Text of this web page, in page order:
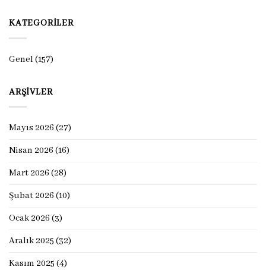
KATEGORILER
Genel(157)
ARŞIVLER
Mayıs 2026 (27)
Nisan 2026 (16)
Mart 2026 (28)
Şubat 2026 (10)
Ocak 2026 (3)
Aralık 2025 (32)
Kasım 2025 (4)